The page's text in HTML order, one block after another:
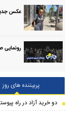
عکس
رونمایی
پربیننده های روز
دو خرید آزاد در راه